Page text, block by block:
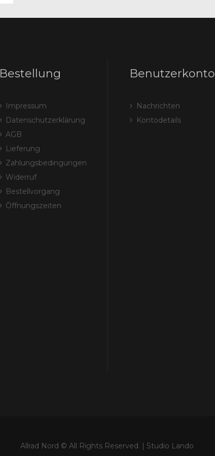
Bestellung
Impressum
Datenschutzerklärung
AGB
Lieferung
Zahlungsbedingungen
Widerruf
Bestellvorgang
Öffnungszeiten
Benutzerkonto
Nachrichten
Kontodetails
Allrad Nord © All Rights Reserved. | Studio Lando